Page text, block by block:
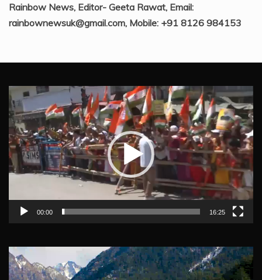
Rainbow News, Editor- Geeta Rawat, Email:
rainbownewsuk@gmail.com, Mobile: +91 8126 984153
Video
Player
00:00 16:25
Video
Player